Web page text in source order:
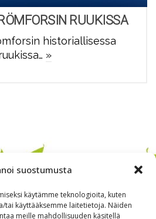
suostumusta
käytämme teknologioita, kuten
tai käyttääksemme laitetietoja. Näiden
meille mahdollisuuden käsitellä
RUUKISSA
historiallisessa
»